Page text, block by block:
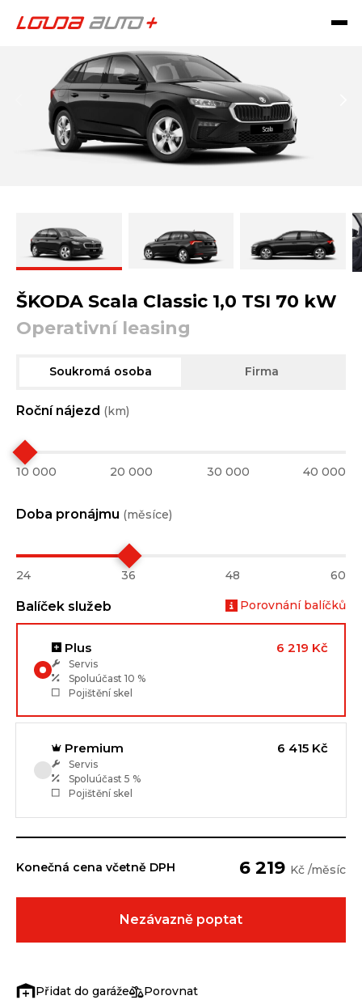
ŠKODA Scala Classic 1,0 TSI 70 kW
Operativní leasing
Soukromá osoba Firma
Roční nájezd (km)
10 000 20 000 30 000 40 000
Doba pronájmu (měsíce)
24 36 48 60
Balíček služeb Porovnání balíčků
Plus 6 219 Kč
Servis
Spoluúčast 10 %
Pojištění skel
Premium 6 415 Kč
Servis
Spoluúčast 5 %
Pojištění skel
Konečná cena včetně DPH 6 219 Kč /měsíc
Nezávazně poptat
Porovnat